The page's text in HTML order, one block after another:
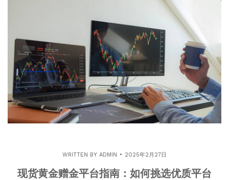
WRITTEN BY ADMIN 2025年2月27日
现货黄金赠金平台指南：如何挑选优质平台